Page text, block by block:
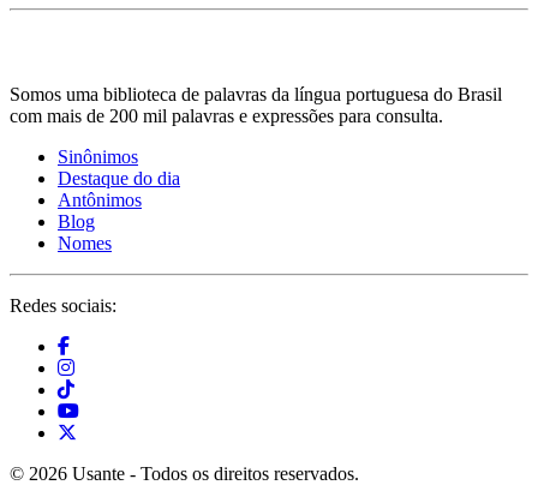
Somos uma biblioteca de palavras da língua portuguesa do Brasil
com mais de 200 mil palavras e expressões para consulta.
Sinônimos
Destaque do dia
Antônimos
Blog
Nomes
Redes sociais:
© 2026 Usante - Todos os direitos reservados.